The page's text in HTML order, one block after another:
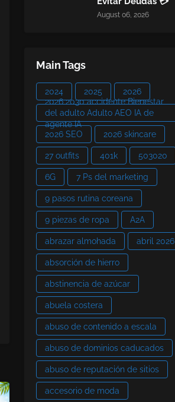
August 06, 2026
Main Tags
2024 2025
2026
2026 2030 accidente Bienestar
del adulto Adulto AEO IA de
agente IA
2026 SEO
2026 skincare
27 outfits 401k 503020
6G 7 Ps del marketing
9 pasos rutina coreana
9 piezas de ropa A2A
abrazar almohada abril 2026
absorción de hierro
abstinencia de azúcar
abuela costera
abuso de contenido a escala
abuso de dominios caducados
abuso de reputación de sitios
accesorio de moda